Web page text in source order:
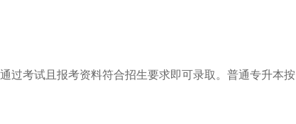
过考试且报考资料符合招生要求即可录取。普通专升本按